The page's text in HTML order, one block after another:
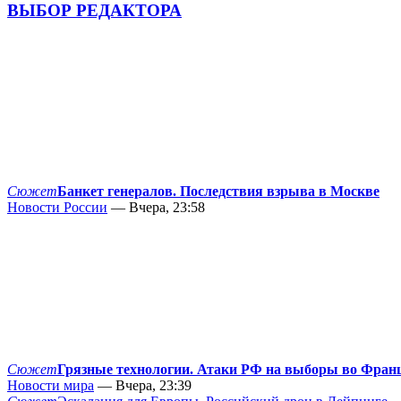
ВЫБОР РЕДАКТОРА
СюжетБанкет генералов. Последствия взрыва в Москве
Новости России — Вчера, 23:58
СюжетГрязные технологии. Атаки РФ на выборы во
Новости мира — Вчера, 23:39